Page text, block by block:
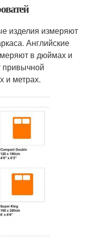
изделия измеряют
Английские
в дюймах и
привычной
и метрах.